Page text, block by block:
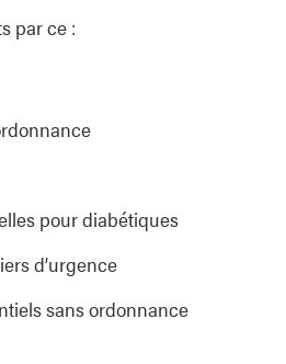
par ce :
pour diabétiques
d’urgence
sans ordonnance